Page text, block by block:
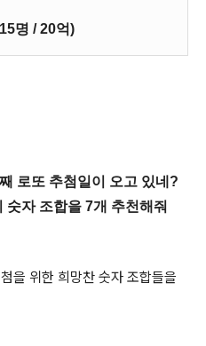
명 / 20억)
로또 추첨일이 오고 있네?
숫자 조합을 7개 추천해줘
을 위한 희망찬 숫자 조합들을